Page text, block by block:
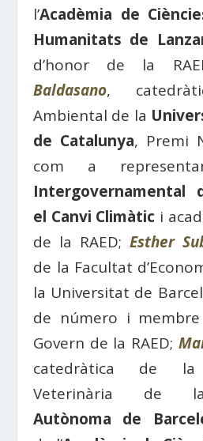
l’Acadèmia de
Humanitats de
d’honor de la
Baldasano,
Ambiental de la
de Catalunya, Premi
com a
Intergovernamental
el Canvi Climàtic i
de la RAED; Esther
de la Facultat
la Universitat de
de número i
Govern de la RAED;
catedràtica de
Veterinària de
Autònoma de